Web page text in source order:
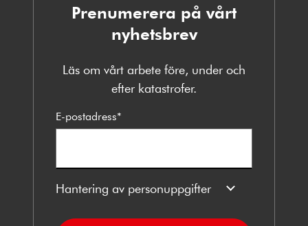
Prenumerera på vårt
nyhetsbrev
Läs om vårt arbete före, under och
efter katastrofer.
E-postadress*
Hantering av personuppgifter